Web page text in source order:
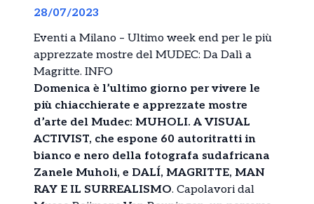
28/07/2023
Eventi a Milano – Ultimo week end per le più
apprezzate mostre del MUDEC: Da Dalì a
Magritte. INFO
Domenica è l’ultimo giorno per vivere le
più chiacchierate e apprezzate mostre
d’arte del Mudec: MUHOLI. A VISUAL
ACTIVIST, che espone 60 autoritratti in
bianco e nero della fotografa sudafricana
Zanele Muholi, e DALÍ, MAGRITTE, MAN
RAY E IL SURREALISMO. Capolavori dal